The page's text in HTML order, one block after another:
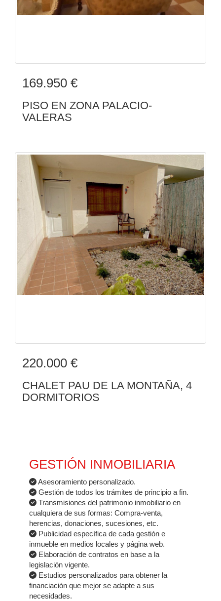
169.950 €
PISO EN ZONA PALACIO-
VALERAS
220.000 €
CHALET PAU DE LA MONTAÑA, 4
DORMITORIOS
GESTIÓN INMOBILIARIA
Asesoramiento personalizado.
Gestión de todos los trámites de principio a fin.
Transmisiones del patrimonio inmobiliario en
cualquiera de sus formas: Compra-venta,
herencias, donaciones, sucesiones, etc.
Publicidad específica de cada gestión e
inmueble en medios locales y página web.
Elaboración de contratos en base a la
legislación vigente.
Estudios personalizados para obtener la
financiación que mejor se adapte a sus
necesidades.